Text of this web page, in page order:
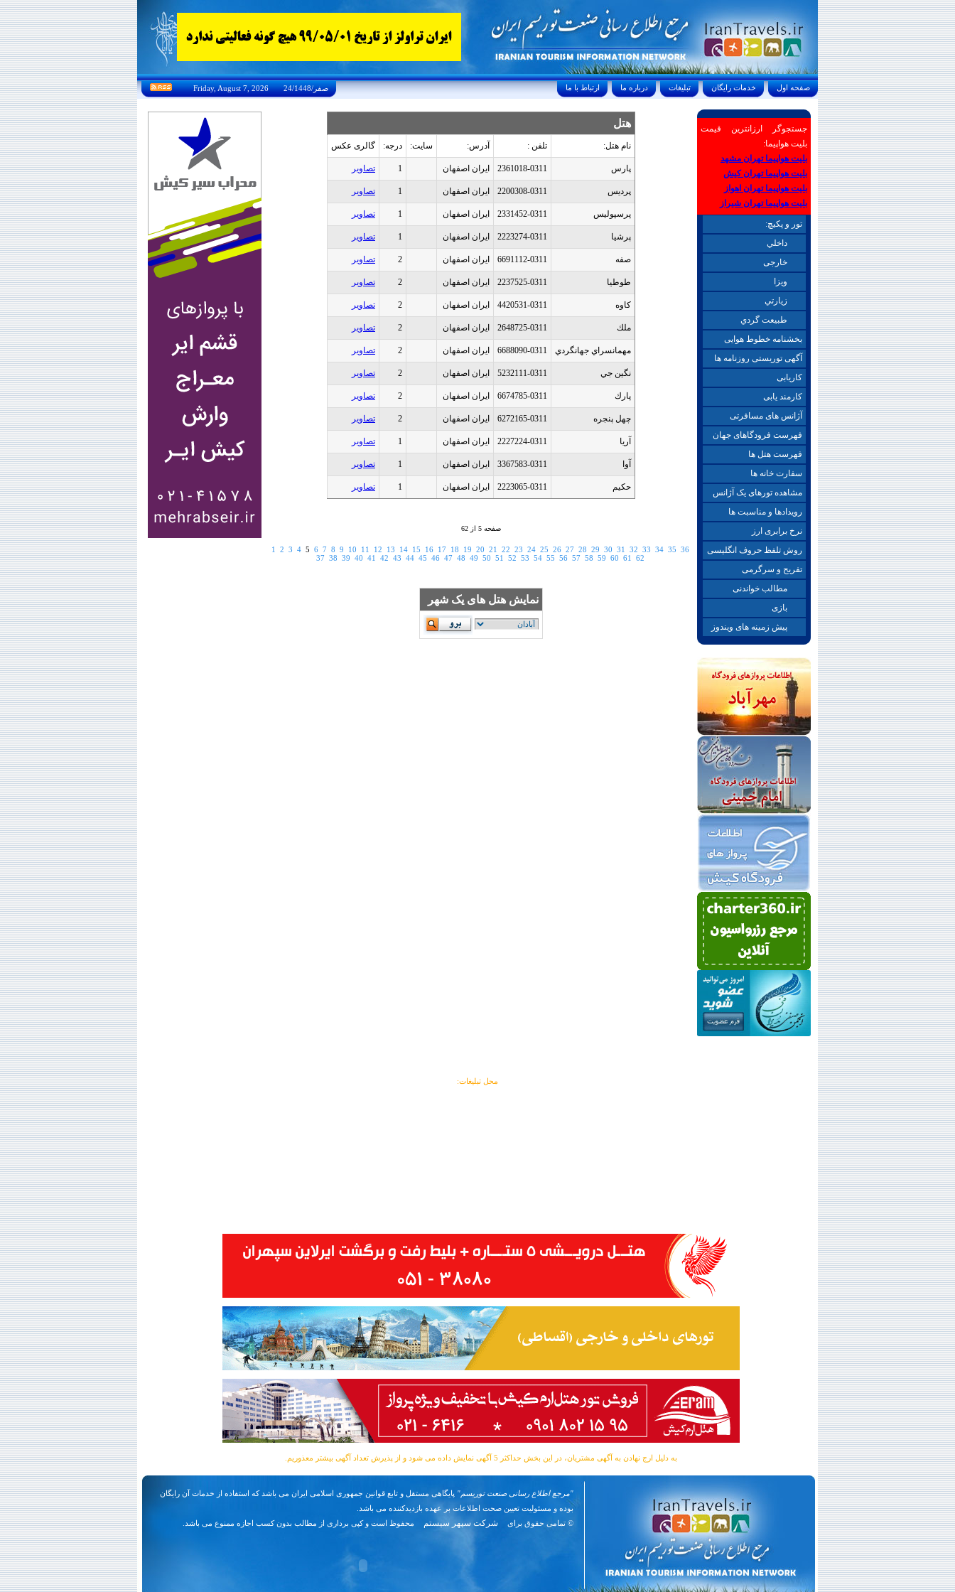
Friday, August 7, 2026 24/صفر/1448 ارتباط با ما درباره ما تبليغات خدمات رايگان صفحه اول
هتل
نام هتل: تلفن : آدرس: سایت: درجه: گالری عکس
پارس 2361018-0311 ایران اصفهان 1 تصاویر
پرديس 2200308-0311 ایران اصفهان 1 تصاویر
پرسپوليس 2331452-0311 ایران اصفهان 1 تصاویر
پرشيا 2223274-0311 ایران اصفهان 1 تصاویر
صفه 6691112-0311 ایران اصفهان 2 تصاویر
طوطيا 2237525-0311 ایران اصفهان 2 تصاویر
كاوه 4420531-0311 ایران اصفهان 2 تصاویر
ملك 2648725-0311 ایران اصفهان 2 تصاویر
مهمانسراي جهانگردي 6688090-0311 ایران اصفهان 2 تصاویر
نگين جي 5232111-0311 ایران اصفهان 2 تصاویر
پارك 6674785-0311 ایران اصفهان 2 تصاویر
چهل پنجره 6272165-0311 ایران اصفهان 2 تصاویر
آريا 2227224-0311 ایران اصفهان 1 تصاویر
آوا 3367583-0311 ایران اصفهان 1 تصاویر
حكيم 2223065-0311 ایران اصفهان 1 تصاویر
صفحه 5 از 62
1 2 3 4 5 6 7 8 9 10 11 12 13 14 15 16 17 18 19 20 21 22 23 24 25 26 27 28 29 30 31 32 33 34 35 36
37 38 39 40 41 42 43 44 45 46 47 48 49 50 51 52 53 54 55 56 57 58 59 60 61 62
نمایش هتل های یک شهر
جستجوگر ارزانترین قیمت
بلیت هواپیما:
بلیت هواپیما تهران مشهد
بلیت هواپیما تهران کیش
بلیت هواپیما تهران اهواز
بلیت هواپیما تهران شیراز
تور و پکیچ:
داخلي
خارجی
ويزا
زيارتي
طبيعت گردي
بخشنامه خطوط هوایی
آگهی توریستی روزنامه ها
کاریابی
کارمند یابی
آژانس های مسافرتی
فهرست فرودگاهای جهان
فهرست هتل ها
سفارت خانه ها
مشاهده تورهای یک آژانس
رویدادها و مناسبت ها
نرخ برابری ارز
روش تلفظ حروف انگلیسی
تفریح و سرگرمی
مطالب خواندنی
بازی
پیش زمینه های ویندوز
محل تبلیغات:
به دلیل ارج نهادن به آگهی مشتریان، در این بخش حداکثر 5 آگهی نمایش داده می شود و از پذیرش تعداد آگهی بیشتر معذوریم.
"مرجع اطلاع رسانی صنعت توریسم" پایگاهی مستقل و تابع قوانین جمهوری اسلامی ایران می باشد که استفاده از خدمات آن رایگان
بوده و مسئوليت تعیین صحت اطلاعات بر عهده بازدیدکننده می باشد.
© تمامی حقوق برای
شرکت سپهر سیستم محفوظ است و کپی برداری از مطالب بدون کسب اجازه ممنوع می باشد.